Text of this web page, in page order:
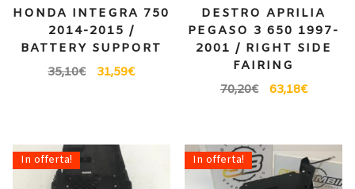
HONDA INTEGRA 750
2014-2015 /
BATTERY SUPPORT
35,10€ 31,59€
DESTRO APRILIA
PEGASO 3 650 1997-
2001 / RIGHT SIDE
FAIRING
70,20€ 63,18€
In offerta! In offerta!